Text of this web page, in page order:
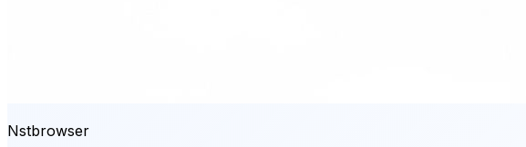
Nstbrowser